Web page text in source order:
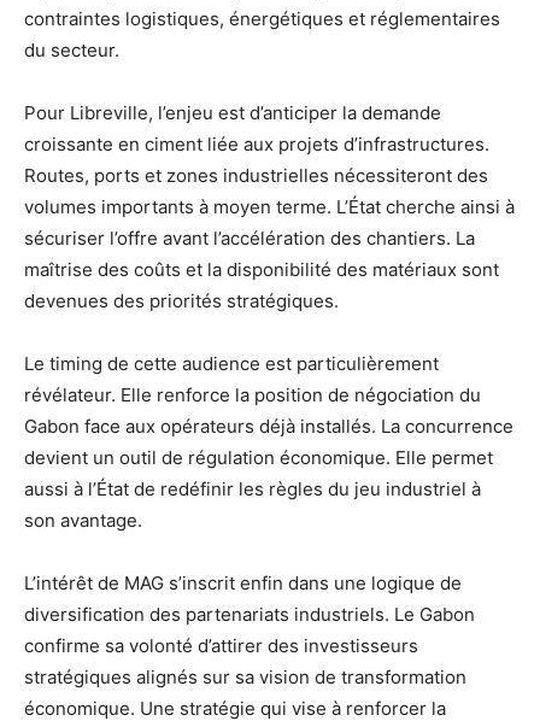
contraintes logistiques, énergétiques et réglementaires
du secteur.
Pour Libreville, l’enjeu est d’anticiper la demande
croissante en ciment liée aux projets d’infrastructures.
Routes, ports et zones industrielles nécessiteront des
volumes importants à moyen terme. L’État cherche ainsi à
sécuriser l’offre avant l’accélération des chantiers. La
maîtrise des coûts et la disponibilité des matériaux sont
devenues des priorités stratégiques.
Le timing de cette audience est particulièrement
révélateur. Elle renforce la position de négociation du
Gabon face aux opérateurs déjà installés. La concurrence
devient un outil de régulation économique. Elle permet
aussi à l’État de redéfinir les règles du jeu industriel à
son avantage.
L’intérêt de MAG s’inscrit enfin dans une logique de
diversification des partenariats industriels. Le Gabon
confirme sa volonté d’attirer des investisseurs
stratégiques alignés sur sa vision de transformation
économique. Une stratégie qui vise à renforcer la